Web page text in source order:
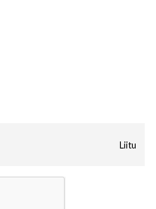
Liitu